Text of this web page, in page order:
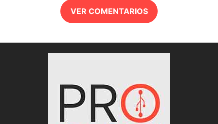
VER COMENTARIOS